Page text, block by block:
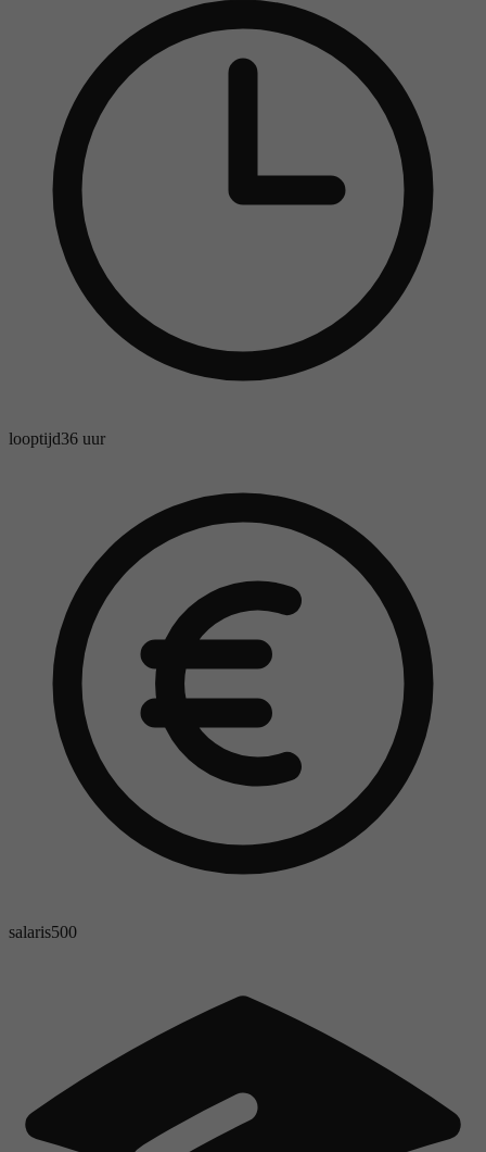
looptijd36 uur
salaris500